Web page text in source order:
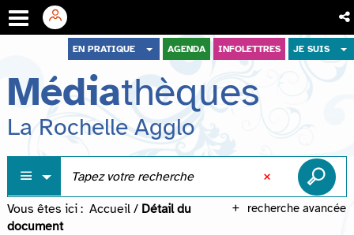
menu
contenu
recherche
EN PRATIQUE AGENDA INFOLETTRES JE SUIS
Médiathèques
La Rochelle Agglo
recherche avancée
Vous êtes ici : Accueil / Détail du
document